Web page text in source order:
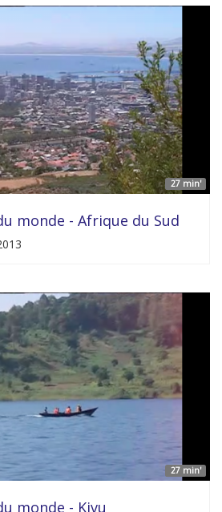
27 min'
monde - Afrique du Sud
27 min'
monde - Kivu